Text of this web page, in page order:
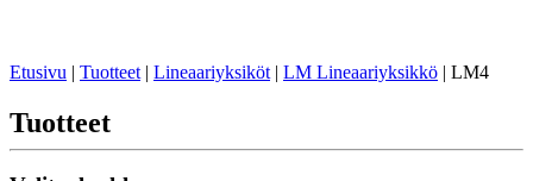
Etusivu | Tuotteet | Lineaariyksiköt | LM Lineaariyksikkö | LM4
Tuotteet